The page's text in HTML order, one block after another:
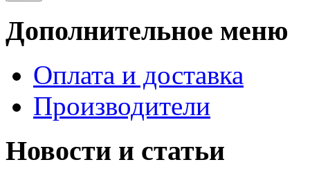
Дополнительное меню
Оплата и доставка
Производители
Новости и статьи